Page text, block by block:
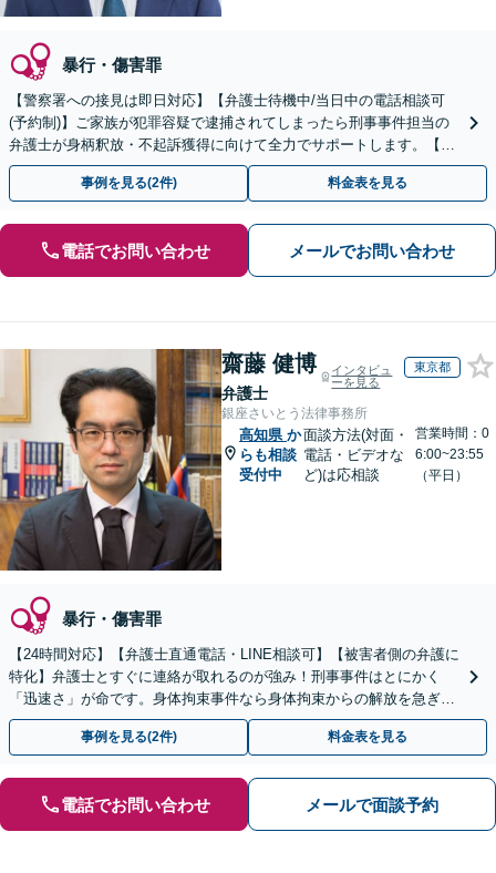
暴行・傷害罪
【警察署への接見は即日対応】【弁護士待機中/当日中の電話相談可
(予約制)】ご家族が犯罪容疑で逮捕されてしまったら刑事事件担当の
弁護士が身柄釈放・不起訴獲得に向けて全力でサポートします。【毎
月100名以上の相談実績】【全国対応】
事例を見る(2件) 料金表を見る
電話でお問い合わせ メールでお問い合わせ
齋藤 健博
弁護士
インタビュ
ーを見る
東京都
銀座さいとう法律事務所
高知県 か
らも相談
受付中
面談方法(対面・
電話・ビデオな
ど)は応相談
営業時間：0
6:00~23:55
（平日）
暴行・傷害罪
【24時間対応】【弁護士直通電話・LINE相談可】【被害者側の弁護に
特化】弁護士とすぐに連絡が取れるのが強み！刑事事件はとにかく
「迅速さ」が命です。身体拘束事件なら身体拘束からの解放を急ぎま
す。示談交渉はお任せください。
事例を見る(2件) 料金表を見る
電話でお問い合わせ メールで面談予約